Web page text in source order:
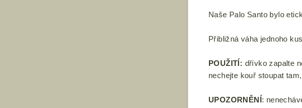
Naše Palo Santo bylo
Přibližná váha jednoho
POUŽITÍ: dřívko zapalte
nechejte kouř stoupat
UPOZORNĚNÍ :